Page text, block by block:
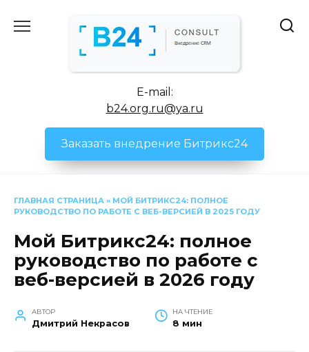
E-mail:
b24.org.ru@ya.ru
Заказать внедрение Битрикс24
ГЛАВНАЯ СТРАНИЦА » МОЙ БИТРИКС24: ПОЛНОЕ
РУКОВОДСТВО ПО РАБОТЕ С ВЕБ-ВЕРСИЕЙ В 2025 ГОДУ
Мой Битрикс24: полное
руководство по работе с
веб-версией в 2026 году
АВТОР
Дмитрий Некрасов
НА ЧТЕНИЕ
8 мин